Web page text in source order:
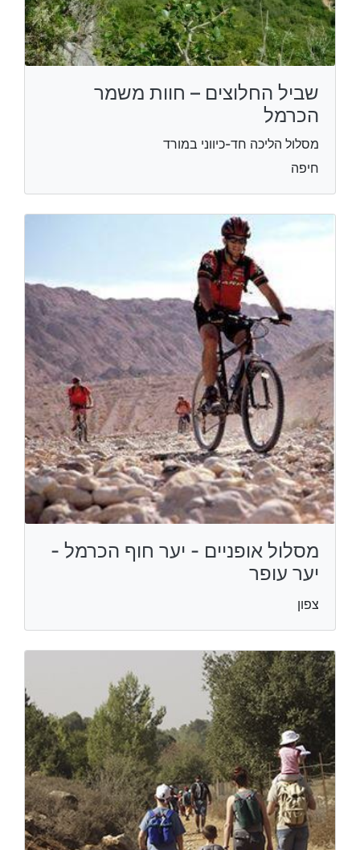
שביל החלוצים – חוות משמר
הכרמל
מסלול הליכה חד-כיווני במורד
חיפה
מסלול אופניים - יער חוף הכרמל -
יער עופר
צפון